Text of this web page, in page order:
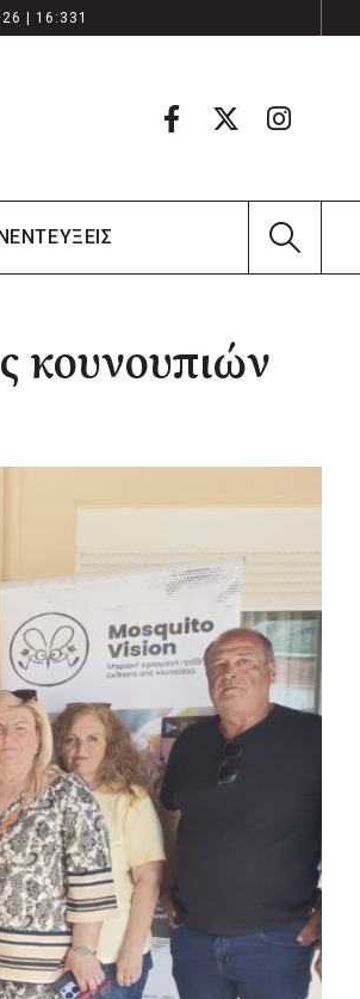
| 16:331
κουνουπιών